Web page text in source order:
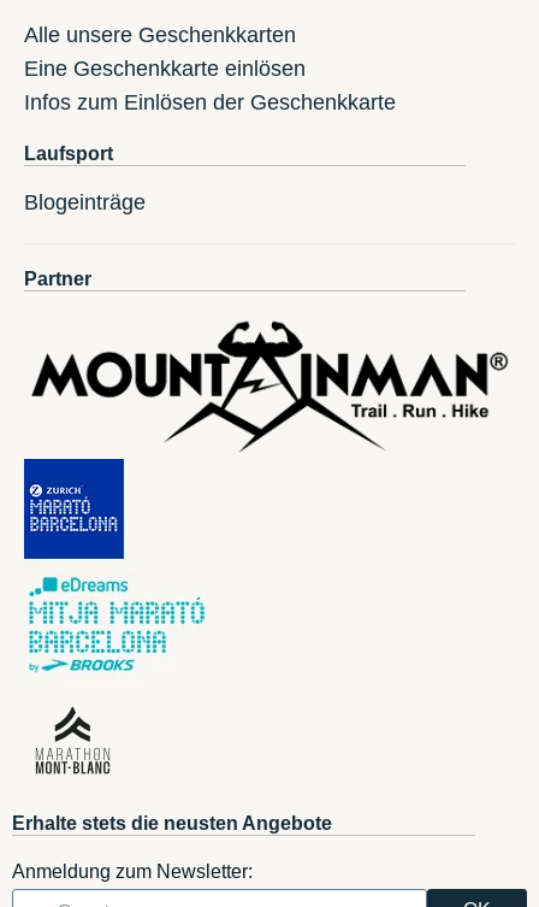
Alle unsere Geschenkkarten
Eine Geschenkkarte einlösen
Infos zum Einlösen der Geschenkkarte
Laufsport
Blogeinträge
Partner
Erhalte stets die neusten Angebote
Anmeldung zum Newsletter: